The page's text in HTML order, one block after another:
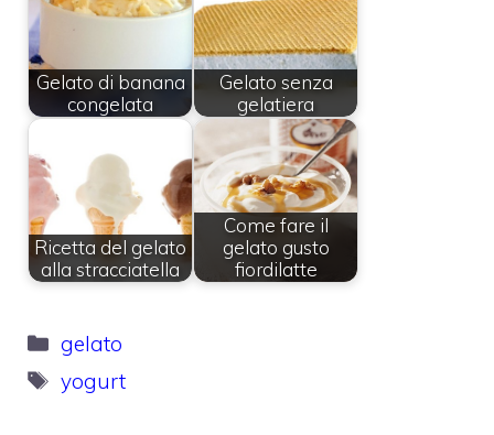
Gelato di banana
congelata
Gelato senza
gelatiera
Ricetta del gelato
alla stracciatella
Come fare il
gelato gusto
fiordilatte
Categorie
gelato
Tag
yogurt